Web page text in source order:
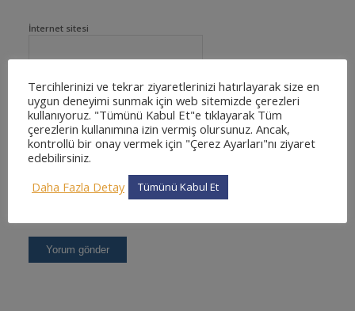
İnternet sitesi
Tercihlerinizi ve tekrar ziyaretlerinizi hatırlayarak size en
uygun deneyimi sunmak için web sitemizde çerezleri
kullanıyoruz. "Tümünü Kabul Et"e tıklayarak Tüm
çerezlerin kullanımına izin vermiş olursunuz. Ancak,
kontrollü bir onay vermek için "Çerez Ayarları"nı ziyaret
edebilirsiniz.
Daha Fazla Detay
Tümünü Kabul Et